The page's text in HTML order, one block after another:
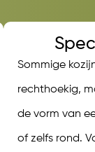
Sommige
rechthoekig,
de vorm van
of zelfs rond.